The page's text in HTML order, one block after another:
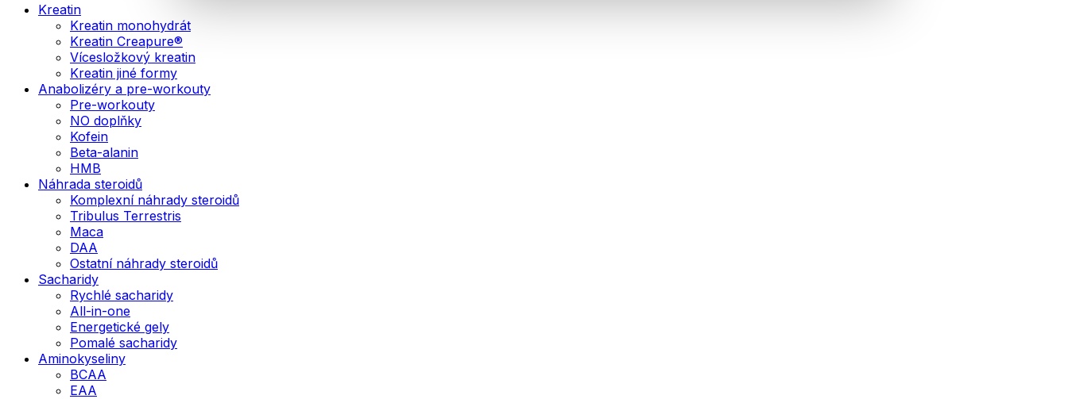
Kreatin
Kreatin monohydrát
Kreatin Creapure®
Vícesložkový kreatin
Kreatin jiné formy
Anabolizéry a pre-workouty
Pre-workouty
NO doplňky
Kofein
Beta-alanin
HMB
Náhrada steroidů
Komplexní náhrady steroidů
Tribulus Terrestris
Maca
DAA
Ostatní náhrady steroidů
Sacharidy
Rychlé sacharidy
All-in-one
Energetické gely
Pomalé sacharidy
Aminokyseliny
BCAA
EAA